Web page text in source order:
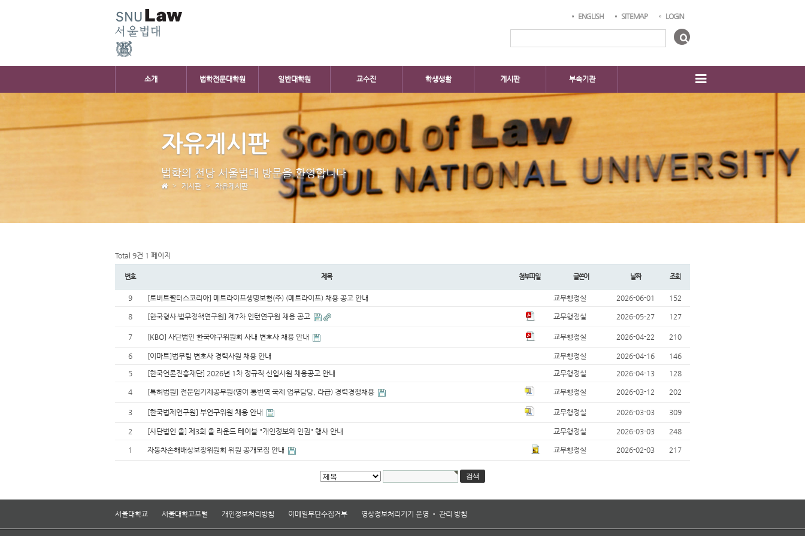
ENGLISH SITEMAP LOGIN
소개 법학전문대학원 일반대학원 교수진 학생생활 게시판 부속기관
자유게시판
법학의 전당 서울법대 방문을 환영합니다
게시판 자유게시판
Total 9건 1 페이지
번호 제목 첨부파일 글쓴이 날짜 조회
9 [로버트월터스코리아] 메트라이프생명보험(주) (메트라이프) 채용 공고 안내 교무행정실 2026-06-01 152
8 [한국형사·법무정책연구원] 제7차 인턴연구원 채용 공고 교무행정실 2026-05-27 127
7 [KBO] 사단법인 한국야구위원회 사내 변호사 채용 안내 교무행정실 2026-04-22 210
6 [이마트]법무팀 변호사 경력사원 채용 안내 교무행정실 2026-04-16 146
5 [한국언론진흥재단] 2026년 1차 정규직 신입사원 채용공고 안내 교무행정실 2026-04-13 128
4 [특허법원] 전문임기제공무원(영어 통번역 국제 업무담당, 라급) 경력경쟁채용 교무행정실 2026-03-12 202
3 [한국법제연구원] 부연구위원 채용 안내 교무행정실 2026-03-03 309
2 [사단법인 올] 제3회 올 라운드 테이블 "개인정보와 인권" 행사 안내 교무행정실 2026-03-03 248
1 자동차손해배상보장위원회 위원 공개모집 안내 교무행정실 2026-02-03 217
서울대학교 서울대학교포털 개인정보처리방침 이메일무단수집거부 영상정보처리기기 운영 • 관리 방침